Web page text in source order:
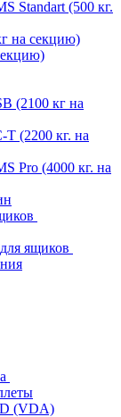
Standart (500 кг.
на секцию)
(2100 кг на
(2200 кг. на
Pro (4000 кг. на
ящиков
(VDA)